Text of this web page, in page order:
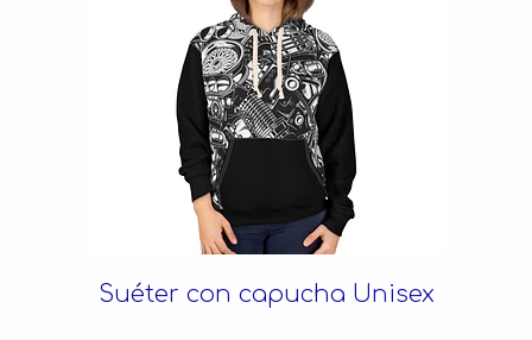
Suéter con capucha Unisex